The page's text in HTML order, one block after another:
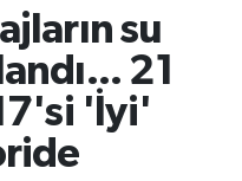
su
21
'İyi'
Haritası
ve Fikstür